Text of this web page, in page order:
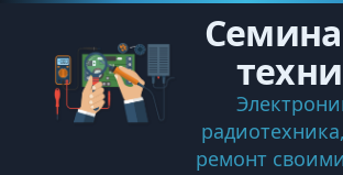
Перейти
контенту
ремонт